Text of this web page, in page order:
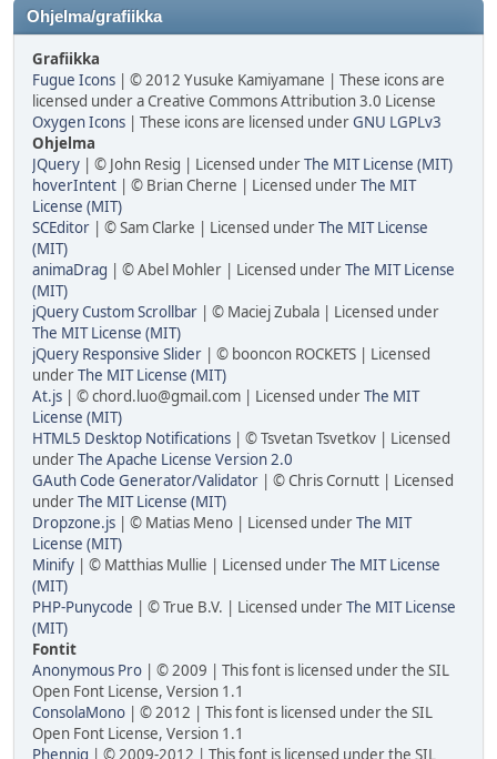
Ohjelma/grafiikka
Grafiikka
Fugue Icons | © 2012 Yusuke Kamiyamane | These icons are
licensed under a Creative Commons Attribution 3.0 License
Oxygen Icons | These icons are licensed underGNU LGPLv3
Ohjelma
JQuery | © John Resig | Licensed underThe MIT License (MIT)
hoverIntent | © Brian Cherne | Licensed underThe MIT
License (MIT)
SCEditor | © Sam Clarke | Licensed underThe MIT License
(MIT)
animaDrag | © Abel Mohler | Licensed underThe MIT License
(MIT)
jQuery Custom Scrollbar | © Maciej Zubala | Licensed under
The MIT License (MIT)
jQuery Responsive Slider | © booncon ROCKETS | Licensed
underThe MIT License (MIT)
At.js | © chord.luo@gmail.com | Licensed underThe MIT
License (MIT)
HTML5 Desktop Notifications | © Tsvetan Tsvetkov | Licensed
underThe Apache License Version 2.0
GAuth Code Generator/Validator | © Chris Cornutt | Licensed
underThe MIT License (MIT)
Dropzone.js | © Matias Meno | Licensed underThe MIT
License (MIT)
Minify | © Matthias Mullie | Licensed underThe MIT License
(MIT)
PHP-Punycode | © True B.V. | Licensed underThe MIT License
(MIT)
Fontit
Anonymous Pro | © 2009 | This font is licensed under the SIL
Open Font License, Version 1.1
ConsolaMono | © 2012 | This font is licensed under the SIL
Open Font License, Version 1.1
Phennig | © 2009-2012 | This font is licensed under the SIL